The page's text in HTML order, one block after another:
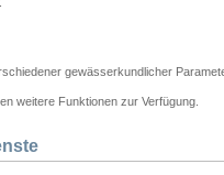
gewässerkundlicher
weitere Funktionen zur Verfügung.